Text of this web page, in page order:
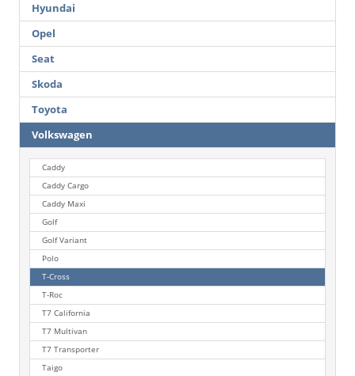
Hyundai
Opel
Seat
Skoda
Toyota
Volkswagen
Caddy
Caddy Cargo
Caddy Maxi
Golf
Golf Variant
Polo
T-Cross
T-Roc
T7 California
T7 Multivan
T7 Transporter
Taigo